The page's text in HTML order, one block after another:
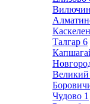
Каскелен
Талгар 6
Чудово 1